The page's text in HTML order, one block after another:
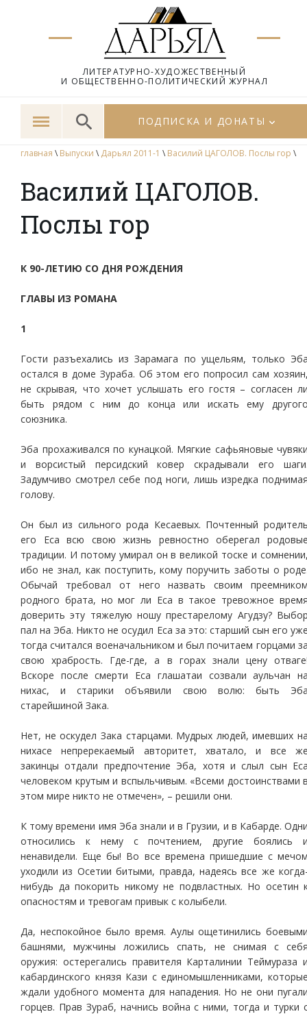
ЛИТЕРАТУРНО-ХУДОЖЕСТВЕННЫЙ
И ОБЩЕСТВЕННО-ПОЛИТИЧЕСКИЙ ЖУРНАЛ
ПОДПИСКА И ДОНАТЫ
главная \ Выпуски \ Дарьял 2011-1 \ Василий ЦАГОЛОВ. Послы гор \
Василий ЦАГОЛОВ.
Послы гор
К 90-ЛЕТИЮ СО ДНЯ РОЖДЕНИЯ
ГЛАВЫ ИЗ РОМАНА
1
Гости разъехались из Зарамага по ущельям, только
остался в доме Зураба. Об этом его попросил сам
не скрывая, что хочет услышать его гостя – согласен
быть рядом с ним до конца или искать ему
союзника.
Эба прохаживался по кунацкой. Мягкие сафьяновые
и ворсистый персидский ковер скрадывали его
Задумчиво смотрел себе под ноги, лишь изредка
голову.
Он был из сильного рода Кесаевых. Почтенный
его Еса всю свою жизнь ревностно оберегал
традиции. И потому умирал он в великой тоске и
ибо не знал, как поступить, кому поручить заботы о
Обычай требовал от него назвать своим
родного брата, но мог ли Еса в такое тревожное
доверить эту тяжелую ношу престарелому Агудзу?
пал на Эба. Никто не осудил Еса за это: старший сын его
тогда считался военачальником и был почитаем горцами
свою храбрость. Где-где, а в горах знали цену
Вскоре после смерти Еса глашатаи созвали аульчан
нихас, и старики объявили свою волю: быть
старейшиной Зака.
Нет, не оскудел Зака старцами. Мудрых людей, имевших
нихасе непререкаемый авторитет, хватало, и все
закинцы отдали предпочтение Эба, хотя и слыл сын
человеком крутым и вспыльчивым. «Всеми достоинствами
этом мире никто не отмечен», – решили они.
К тому времени имя Эба знали и в Грузии, и в Кабарде.
относились к нему с почтением, другие боялись
ненавидели. Еще бы! Во все времена пришедшие с
уходили из Осетии битыми, правда, надеясь все же
нибудь да покорить никому не подвластных. Но осетин
опасностям и тревогам привык с колыбели.
Да, неспокойное было время. Аулы ощетинились
башнями, мужчины ложились спать, не снимая с
оружия: остерегались правителя Карталинии Теймураза
кабардинского князя Кази с единомышленниками,
ждали удобного момента для нападения. Но не они
горцев. Прав Зураб, начнись война с ними, тогда и турки